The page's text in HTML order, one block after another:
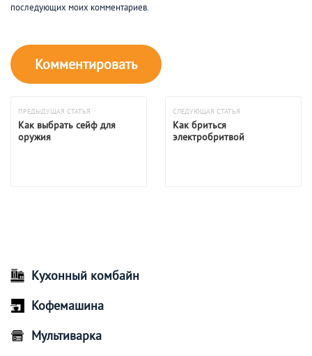
последующих моих комментариев.
ПРЕДЫДУЩАЯ СТАТЬЯ
Как выбрать сейф для
оружия
СЛЕДУЮЩАЯ СТАТЬЯ
Как бриться
электробритвой
Кухонный комбайн
Кофемашина
Мультиварка